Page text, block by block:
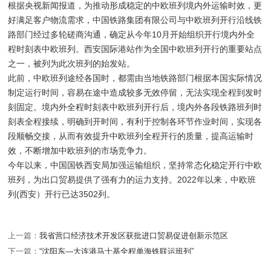
根据央视新闻报道，为推动形成稳定的中欧班列境内外运输时效，更
好满足客户物流需求，中国铁路集团有限公司与中欧班列开行沿线铁
路部门经过多轮磋商沟通，确定从今年10月开始组织开行境内外全
程时刻表中欧班列。西安国际港站作为全国中欧班列开行的重要站点
之一，被列为此次班列的始发站。
此前，中欧班列途经各国时，都需由当地铁路部门根据本国实际情况
制定运行时间，容易在途中造成较多无效停留，无法实现全程到发时
刻固定。境内外全程时刻表中欧班列开行后，境内外各段铁路班列时
刻表全程接续，明确到开时间，有利于控制各环节作业时间，实现各
段顺畅交接，从而有效提升中欧班列全程开行的质量，提高运输时
效，不断增加中欧班列的市场竞争力。
今年以来，中国国铁西安局加强运输组织，坚持常态化稳定开行中欧
班列，为出口贸易提供了强有力的运力支持。2022年以来，中欧班
列(西安）开行已达3502列。
上一篇：我省营口经济技术开发区获批进口贸易促进创新示范区
下一篇：“沈阳东—大连港马士基全程单海铁联运班列”